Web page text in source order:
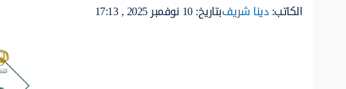
الكاتب:دينا شريفبتاريخ: 10 نوفمبر 2025 , 17:13